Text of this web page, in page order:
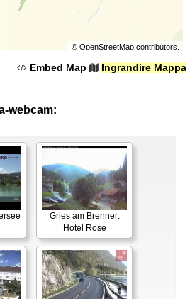
© OpenStreetMapcontributors.
Embed Map Ingrandire Mappa
webcam:
Gries am Brenner:
Hotel Rose